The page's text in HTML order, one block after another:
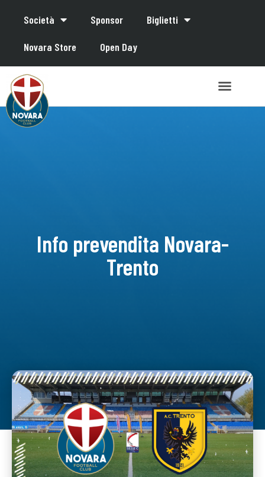
Società Sponsor Biglietti
Novara Store Open Day
Info prevendita Novara-
Trento